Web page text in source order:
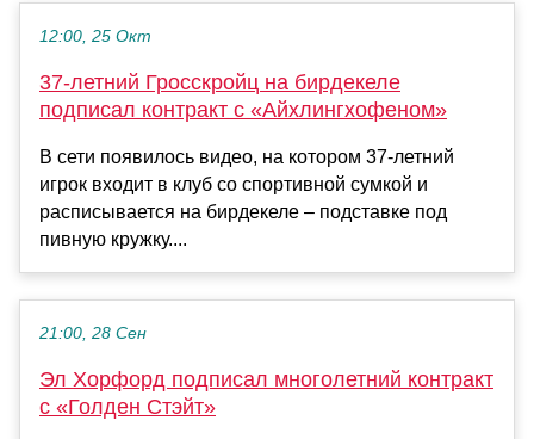
12:00, 25 Окт
37-летний Гросскройц на бирдекеле
подписал контракт с «Айхлингхофеном»
В сети появилось видео, на котором 37-летний
игрок входит в клуб со спортивной сумкой и
расписывается на бирдекеле – подставке под
пивную кружку....
21:00, 28 Сен
Эл Хорфорд подписал многолетний контракт
с «Голден Стэйт»